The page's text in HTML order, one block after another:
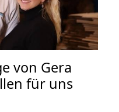
von Gera
für uns